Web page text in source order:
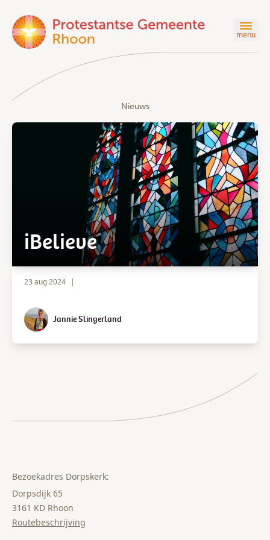
menu
Nieuws
iBelieve
23 aug 2024 |
Jannie Slingerland
Bezoekadres Dorpskerk:
Dorpsdijk 65
3161 KD Rhoon
Routebeschrijving